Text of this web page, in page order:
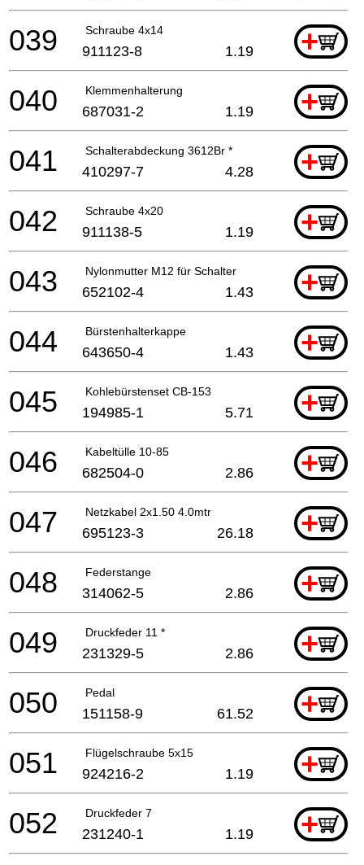
Schraube 4x14 +
039 911123-8 1.19
Klemmenhalterung +
040 687031-2 1.19
Schalterabdeckung 3612Br * +
041 410297-7 4.28
Schraube 4x20 +
042 911138-5 1.19
Nylonmutter M12 für Schalter +
043 652102-4 1.43
Bürstenhalterkappe +
044 643650-4 1.43
Kohlebürstenset CB-153 +
045 194985-1 5.71
Kabeltülle 10-85 +
046 682504-0 2.86
Netzkabel 2x1.50 4.0mtr +
047 695123-3 26.18
Federstange +
048 314062-5 2.86
Druckfeder 11 * +
049 231329-5 2.86
Pedal +
050 151158-9 61.52
Flügelschraube 5x15 +
051 924216-2 1.19
Druckfeder 7 +
052 231240-1 1.19